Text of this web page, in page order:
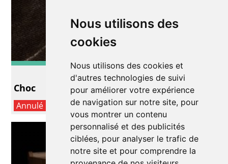
Nous utilisons des
cookies
Nous utilisons des cookies et
d'autres technologies de suivi
pour améliorer votre expérience
de navigation sur notre site, pour
vous montrer un contenu
personnalisé et des publicités
ciblées, pour analyser le trafic de
notre site et pour comprendre la
Choc
Annulé